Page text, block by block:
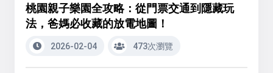
桃園親子樂園全攻略：從門票交通到隱藏玩
法，爸媽必收藏的放電地圖！
2026-02-04 473次瀏覽